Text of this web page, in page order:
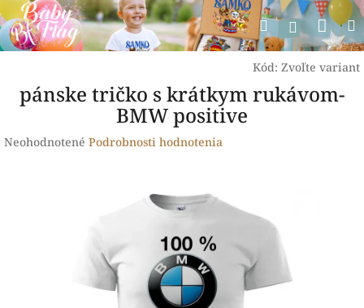
Prejsť
na
obsah
Hľadať
Kód: Zvoľte variant
pánske tričko s krátkym rukávom-
BMW positive
Priemerné
Neohodnotené Podrobnosti hodnotenia